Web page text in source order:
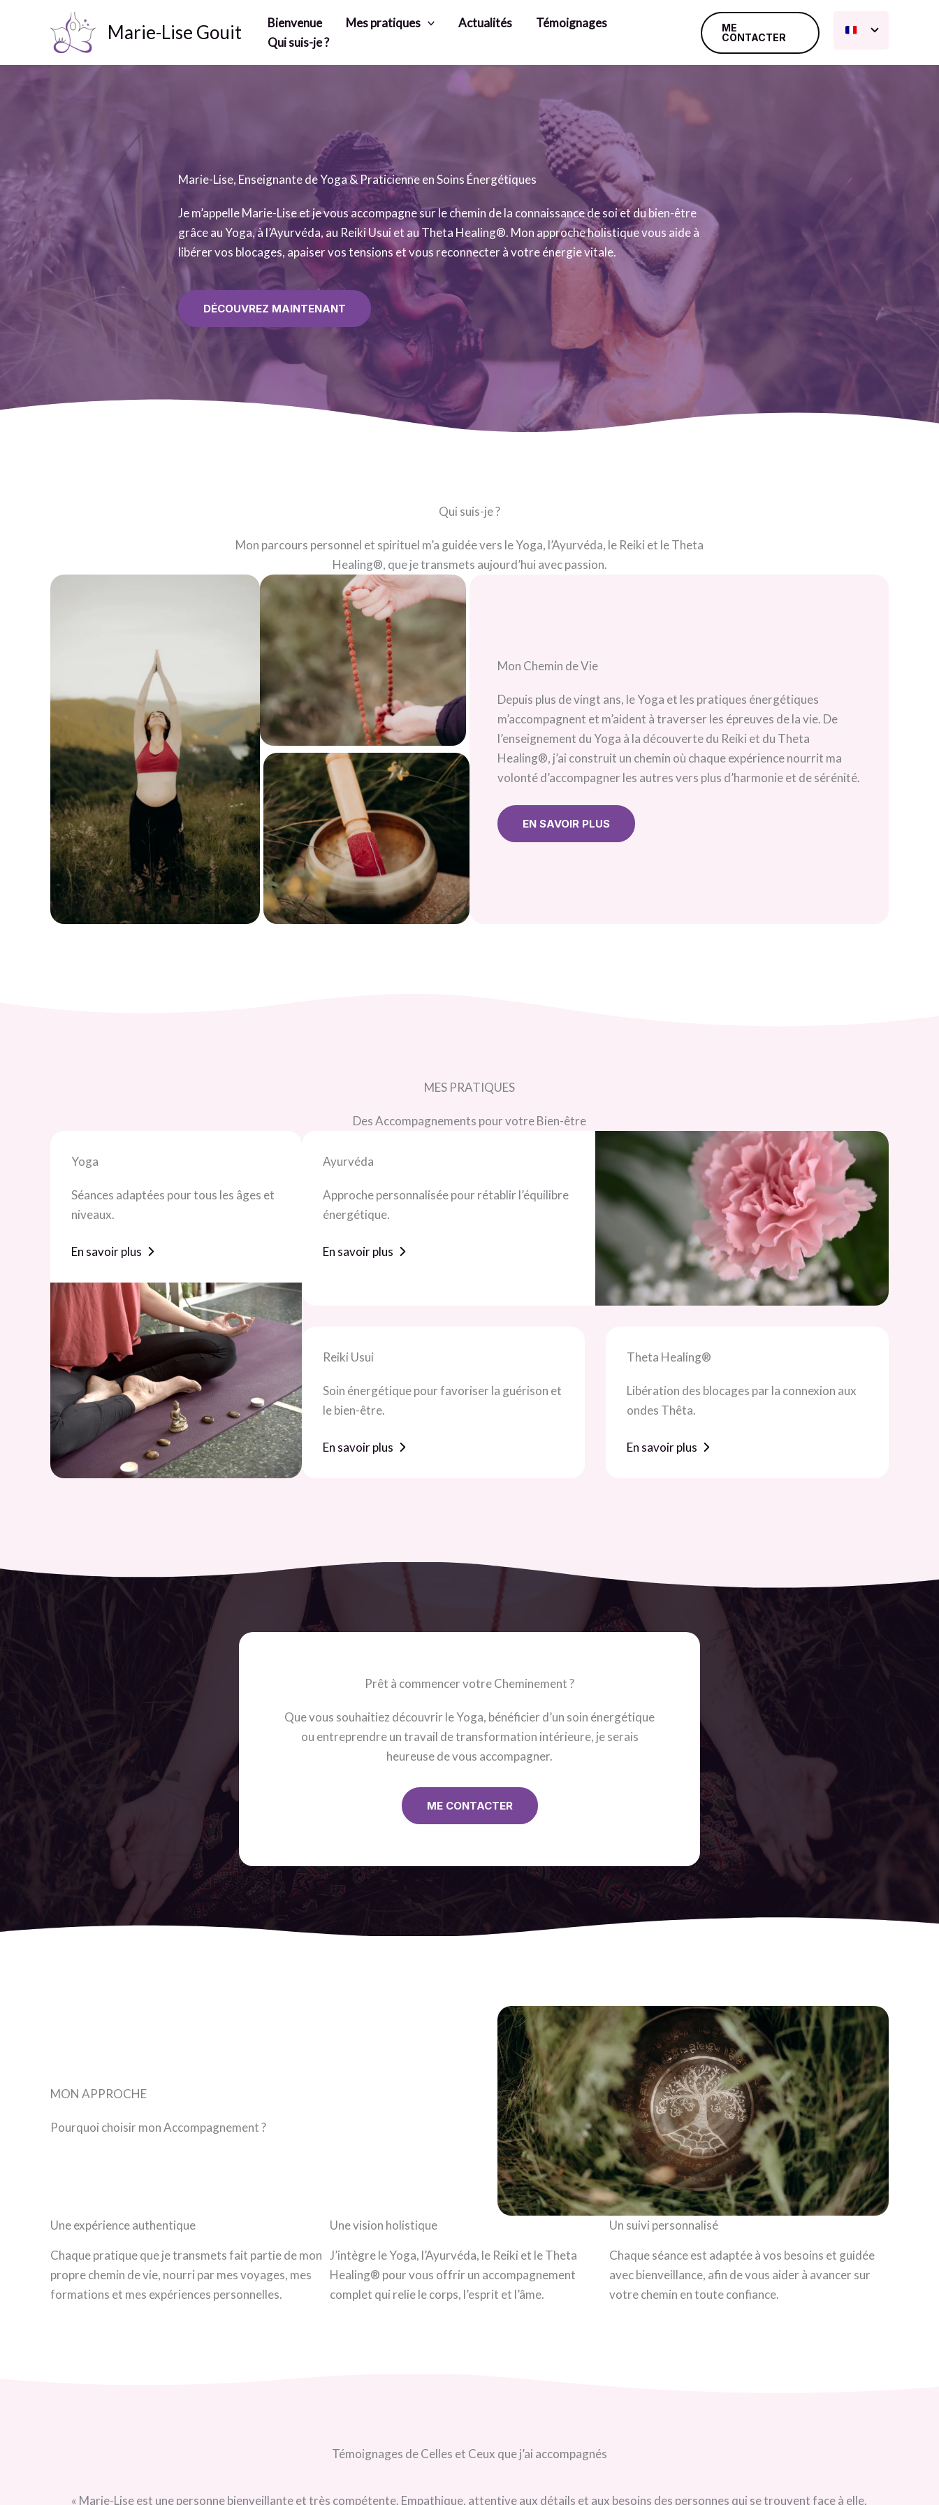
Marie-Lise Gouit Bienvenue Mes pratiques Actualités
Témoignages
Qui suis-je ?
ME
CONTACTER
Marie-Lise, Enseignante de Yoga & Praticienne en Soins Énergétiques
Je m’appelle Marie-Lise et je vous accompagne sur le chemin de la connaissance de soi et du bien-être
grâce au Yoga, à l’Ayurvéda, au Reiki Usui et au Theta Healing®. Mon approche holistique vous aide à
libérer vos blocages, apaiser vos tensions et vous reconnecter à votre énergie vitale.
DÉCOUVREZ MAINTENANT
Qui suis-je ?
Mon parcours personnel et spirituel m’a guidée vers le Yoga, l’Ayurvéda, le Reiki et le Theta
Healing®, que je transmets aujourd’hui avec passion.
Mon Chemin de Vie
Depuis plus de vingt ans, le Yoga et les pratiques énergétiques
m’accompagnent et m’aident à traverser les épreuves de la vie. De
l’enseignement du Yoga à la découverte du Reiki et du Theta
Healing®, j’ai construit un chemin où chaque expérience nourrit ma
volonté d’accompagner les autres vers plus d’harmonie et de sérénité.
EN SAVOIR PLUS
MES PRATIQUES
Des Accompagnements pour votre Bien-être
Yoga
Séances adaptées pour tous les âges et
niveaux.
En savoir plus
Ayurvéda
Approche personnalisée pour rétablir l’équilibre
énergétique.
En savoir plus
Reiki Usui
Soin énergétique pour favoriser la guérison et
le bien-être.
En savoir plus
Theta Healing®
Libération des blocages par la connexion aux
ondes Thêta.
En savoir plus
Prêt à commencer votre Cheminement ?
Que vous souhaitiez découvrir le Yoga, bénéficier d’un soin énergétique
ou entreprendre un travail de transformation intérieure, je serais
heureuse de vous accompagner.
ME CONTACTER
MON APPROCHE
Pourquoi choisir mon Accompagnement ?
Une expérience authentique
Chaque pratique que je transmets fait partie de mon
propre chemin de vie, nourri par mes voyages, mes
formations et mes expériences personnelles.
Une vision holistique
J’intègre le Yoga, l’Ayurvéda, le Reiki et le Theta
Healing® pour vous offrir un accompagnement
complet qui relie le corps, l’esprit et l’âme.
Un suivi personnalisé
Chaque séance est adaptée à vos besoins et guidée
avec bienveillance, afin de vous aider à avancer sur
votre chemin en toute confiance.
Témoignages de Celles et Ceux que j’ai accompagnés
Lise est une personne bienveillante et très compétente. Empathique, attentive aux détails et aux besoins des personnes qui se trouvent face à elle.